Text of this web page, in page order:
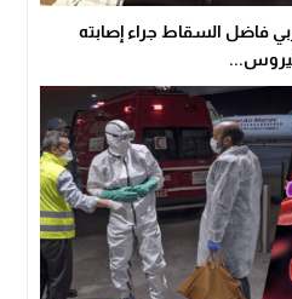
فاضل السقاط جراء إصابته